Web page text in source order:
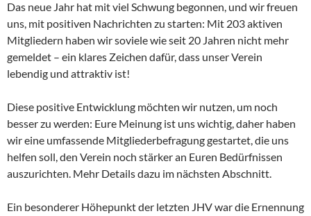
Das neue Jahr hat mit viel Schwung begonnen, und wir freuen
uns, mit positiven Nachrichten zu starten: Mit 203 aktiven
Mitgliedern haben wir soviele wie seit 20 Jahren nicht mehr
gemeldet – ein klares Zeichen dafür, dass unser Verein
lebendig und attraktiv ist!
Diese positive Entwicklung möchten wir nutzen, um noch
besser zu werden: Eure Meinung ist uns wichtig, daher haben
wir eine umfassende Mitgliederbefragung gestartet, die uns
helfen soll, den Verein noch stärker an Euren Bedürfnissen
auszurichten. Mehr Details dazu im nächsten Abschnitt.
Ein besonderer Höhepunkt der letzten JHV war die Ernennung